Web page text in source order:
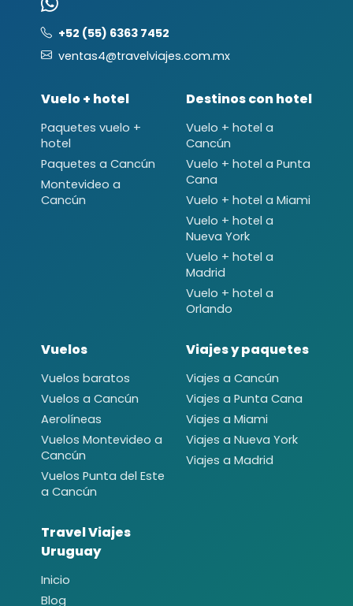
+52 (55) 6363 7452
ventas4@travelviajes.com.mx
Vuelo + hotel
Paquetes vuelo +
hotel
Paquetes a Cancún
Montevideo a
Cancún
Destinos con hotel
Vuelo + hotel a
Cancún
Vuelo + hotel a Punta
Cana
Vuelo + hotel a Miami
Vuelo + hotel a
Nueva York
Vuelo + hotel a
Madrid
Vuelo + hotel a
Orlando
Vuelos
Vuelos baratos
Vuelos a Cancún
Aerolíneas
Vuelos Montevideo a
Cancún
Vuelos Punta del Este
a Cancún
Viajes y paquetes
Viajes a Cancún
Viajes a Punta Cana
Viajes a Miami
Viajes a Nueva York
Viajes a Madrid
Travel Viajes
Uruguay
Inicio
Blog